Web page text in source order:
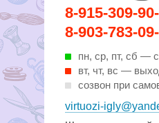
8-915-309-
8-903-783-
пн, ср, пт, cб —
вт, чт, вс —
созвон при
virtuozi-
Вирутозы иглы.
шитья и